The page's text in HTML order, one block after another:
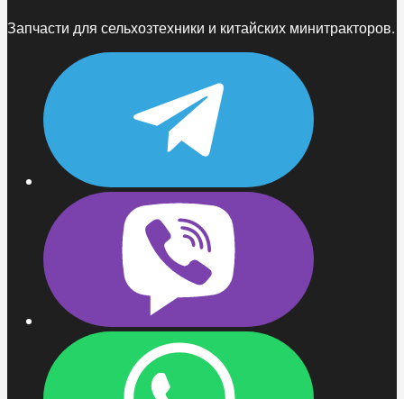
Запчасти для сельхозтехники и китайских минитракторов.